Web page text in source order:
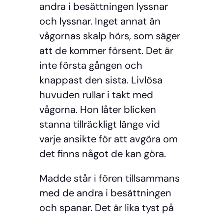
andra i besättningen lyssnar
och lyssnar. Inget annat än
vågornas skalp hörs, som säger
att de kommer försent. Det är
inte första gången och
knappast den sista. Livlösa
huvuden rullar i takt med
vågorna. Hon låter blicken
stanna tillräckligt länge vid
varje ansikte för att avgöra om
det finns något de kan göra.
Madde står i fören tillsammans
med de andra i besättningen
och spanar. Det är lika tyst på